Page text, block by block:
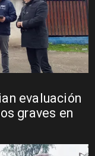
evaluación
graves en